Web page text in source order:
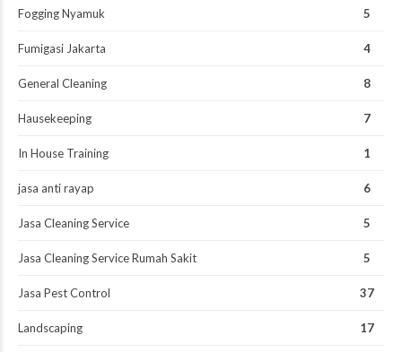
Fogging Nyamuk 5
Fumigasi Jakarta 4
General Cleaning 8
Hausekeeping 7
In House Training 1
jasa anti rayap 6
Jasa Cleaning Service 5
Jasa Cleaning Service Rumah Sakit 5
Jasa Pest Control 37
Landscaping 17